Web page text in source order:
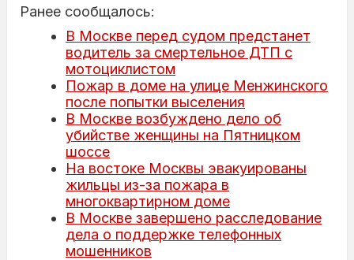
Ранее сообщалось:
В Москве перед судом предстанет
водитель за смертельное ДТП с
мотоциклистом
Пожар в доме на улице Менжинского
после попытки выселения
В Москве возбуждено дело об
убийстве женщины на Пятницком
шоссе
На востоке Москвы эвакуированы
жильцы из-за пожара в
многоквартирном доме
В Москве завершено расследование
дела о поддержке телефонных
мошенников